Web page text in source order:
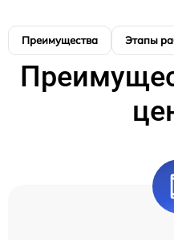
Преимущества Этапы